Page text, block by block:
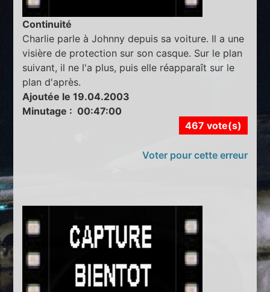
Continuité
Charlie parle à Johnny depuis sa voiture. Il a une
visière de protection sur son casque. Sur le plan
suivant, il ne l'a plus, puis elle réapparaît sur le
plan d'après.
Ajoutée le 19.04.2003
Minutage : 00:47:00
467 vote(s)
Voter pour cette erreur